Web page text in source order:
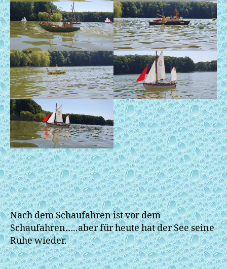
Nach dem Schaufahren ist vor dem
Schaufahren…..aber für heute hat der See seine
Ruhe wieder.